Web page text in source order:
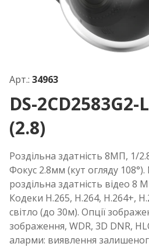
Арт.: 34963
DS-2CD2583G2-
(2.8)
Роздільна здатність 8МП, 1/
Фокус 2.8мм (кут огляду
роздільна здатність відео 8
Кодеки H.265, H.264, H.264+,
світло (до 30м). Опції
зображення, WDR, 3D DNR,
аларми: виявлення